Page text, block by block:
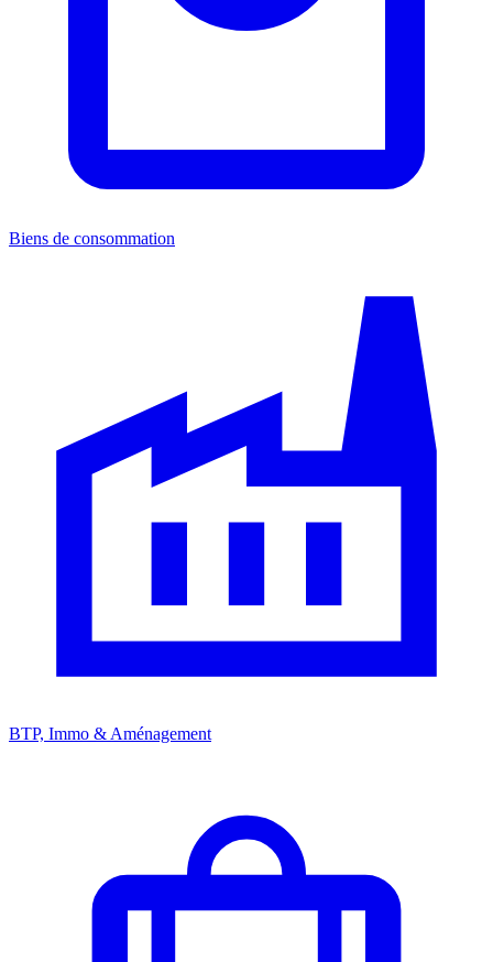
Biens de consommation
BTP, Immo & Aménagement